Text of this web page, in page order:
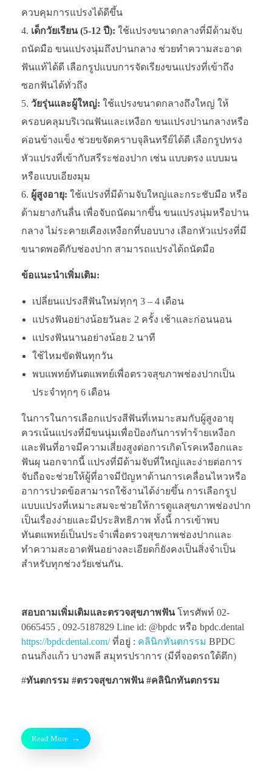
ควบคุมการแปรงได้ดีขึ้น
เด็กวัยเรียน (5-12 ปี): ใช้แปรงขนาดกลางที่มีด้ามจับ
ถนัดมือ ขนแปรงนุ่มถึงปานกลาง ช่วยทำความสะอาด
ฟันแท้ได้ดี เลือกรูปแบบการจัดเรียงขนแปรงที่เข้าถึง
ซอกฟันได้ทั่วถึง
วัยรุ่นและผู้ใหญ่: ใช้แปรงขนาดกลางถึงใหญ่ ให้
ครอบคลุมบริเวณฟันและเหงือก ขนแปรงปานกลางหรือ
ค่อนข้างแข็ง ช่วยขจัดคราบจุลินทรีย์ได้ดี เลือกรูปทรง
หัวแปรงที่เข้ากับสรีระช่องปาก เช่น แบบตรง แบบมน
หรือแบบเอียงมุม
ผู้สูงอายุ: ใช้แปรงที่มีด้ามจับใหญ่และกระชับมือ หรือ
ด้ามยางกันลื่น เพื่อจับถนัดมากขึ้น ขนแปรงนุ่มหรือปาน
กลาง ไม่ระคายเคืองเหงือกที่บอบบาง เลือกหัวแปรงที่มี
ขนาดพอดีกับช่องปาก สามารถแปรงได้ถนัดมือ
ข้อแนะนำเพิ่มเติม:
เปลี่ยนแปรงสีฟันใหม่ทุกๆ 3 – 4 เดือน
แปรงฟันอย่างน้อยวันละ 2 ครั้ง เช้าและก่อนนอน
แปรงฟันนานอย่างน้อย 2 นาที
ใช้ไหมขัดฟันทุกวัน
พบแพทย์ทันตแพทย์เพื่อตรวจสุขภาพช่องปากเป็น
ประจำทุกๆ 6 เดือน
ในการในการเลือกแปรงสีฟันที่เหมาะสมกับผู้สูงอายุ
ควรเน้นแปรงที่มีขนนุ่มเพื่อป้องกันการทำร้ายเหงือก
และฟันที่อาจมีความเสี่ยงสูงต่อการเกิดโรคเหงือกและ
ฟันผุ นอกจากนี้ แปรงที่มีด้ามจับที่ใหญ่และง่ายต่อการ
จับถือจะช่วยให้ผู้ที่อาจมีปัญหาด้านการเคลื่อนไหวหรือ
อาการปวดข้อสามารถใช้งานได้ง่ายขึ้น การเลือกรูป
แบบแปรงที่เหมาะสมจะช่วยให้การดูแลสุขภาพช่องปาก
เป็นเรื่องง่ายและมีประสิทธิภาพ ทั้งนี้ การเข้าพบ
ทันตแพทย์เป็นประจำเพื่อตรวจสุขภาพช่องปากและ
ทำความสะอาดฟันอย่างละเอียดก็ยังคงเป็นสิ่งจำเป็น
สำหรับทุกช่วงวัยเช่นกัน.
สอบถามเพิ่มเติมและตรวจสุขภาพฟันโทรศัพท์ 02-
0665455 , 092-5187829 Line id: @bpdc หรือ bpdc.dental
https://bpdcdental.com/ที่อยู่ : คลินิกทันตกรรม BPDC
ถนนกิ่งแก้ว บางพลี สมุทรปราการ (มีที่จอดรถใต้ตึก)
#ทันตกรรม #ตรวจสุขภาพฟัน #คลินิกทันตกรรม
Read More